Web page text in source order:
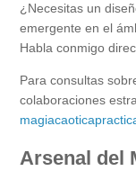
¿Necesitas un
emergente en el
Habla conmigo
Para consultas
colaboraciones
Arsenal del